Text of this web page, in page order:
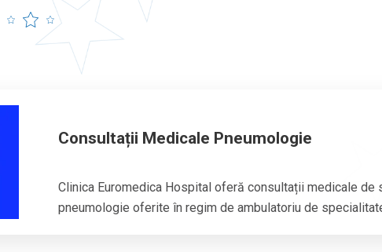
Consultații Medicale Pneumologie
Clinica Euromedica Hospital oferă consultații medicale de
pneumologie oferite în regim de ambulatoriu de